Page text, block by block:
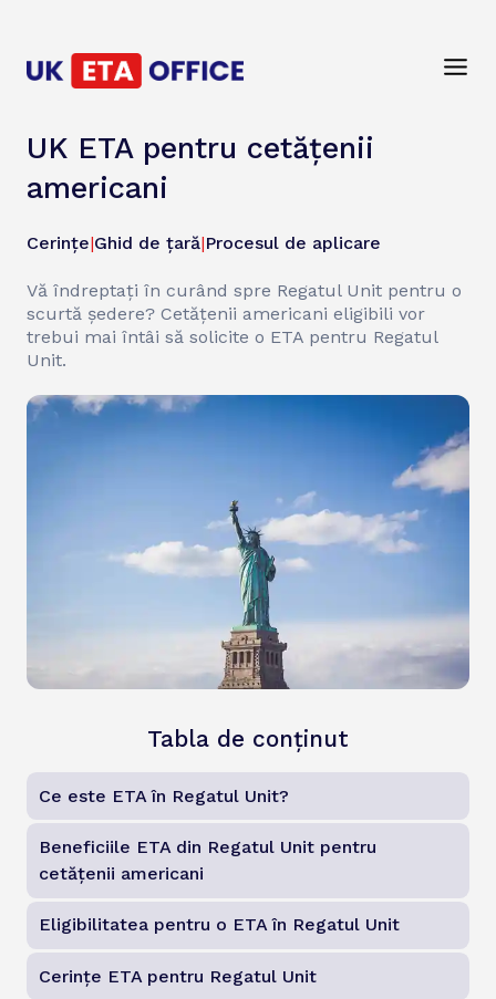
UK ETA pentru cetățenii
americani
Cerințe|Ghid de țară|Procesul de aplicare
Vă îndreptați în curând spre Regatul Unit pentru o
scurtă ședere? Cetățenii americani eligibili vor
trebui mai întâi să solicite o ETA pentru Regatul
Unit.
Tabla de conținut
Ce este ETA în Regatul Unit?
Beneficiile ETA din Regatul Unit pentru
cetățenii americani
Eligibilitatea pentru o ETA în Regatul Unit
Cerințe ETA pentru Regatul Unit